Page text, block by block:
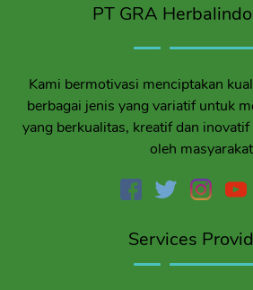
PT GRA
Kami bermotivasi menciptakan
berbagai jenis yang variatif untuk
yang berkualitas, kreatif dan
oleh masyarakat
Services